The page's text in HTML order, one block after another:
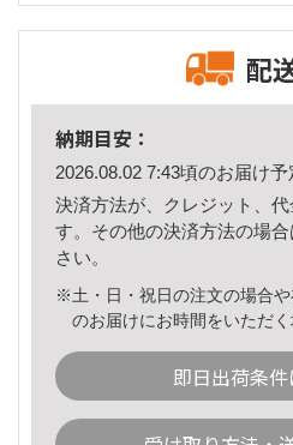
配
納期目安：
2026.08.02 7:43頃のお届け予
決済方法が、クレジット、
す。その他の決済方法の場合
さい。
※土・日・祝日の注文の場合
のお届けにお時間をいただく
即日出荷条